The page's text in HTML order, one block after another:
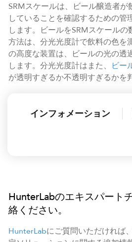
SRMスケールは、ビール醸造者が
していることを確認するための管
します。ビールをSRMスケール
方法は、分光光度計で飲料の色を
の高度な装置は、ビールの光の透
します。分光光度計はまた、
ビー
が透明すぎるか不透明すぎるかを
インフォメーション
HunterLabのエキスパート
絡ください。
HunterLabにご質問いただければ